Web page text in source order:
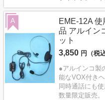
EME-12A
品 アルイン
ット
3,850 円（税込
●アルインコ製
能なVOX付きヘ
同時通話にも
数量限定販売。
A